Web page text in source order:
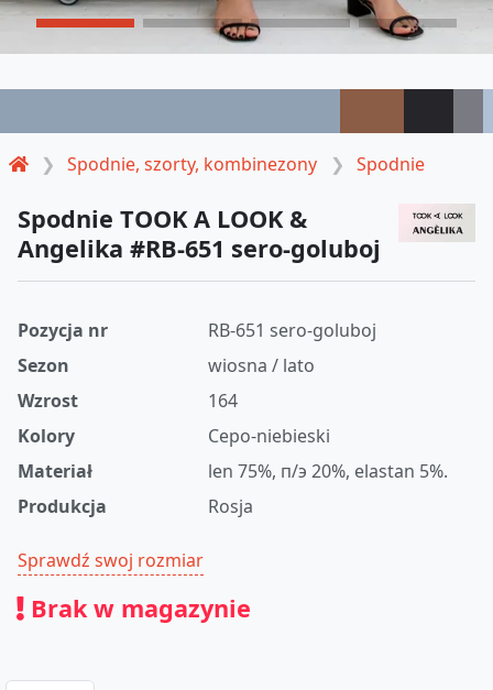
Spodnie, szorty, kombinezony Spodnie
Spodnie TOOK A LOOK &
Angelika #RB-651 sero-goluboj
Pozycja nr
RB-651 sero-goluboj
Sezon
wiosna / lato
Wzrost
164
Kolory
Серо-niebieski
Materiał
len 75%, п/э 20%, elastan 5%.
Produkcja
Rosja
Sprawdź swoj rozmiar
Brak w magazynie